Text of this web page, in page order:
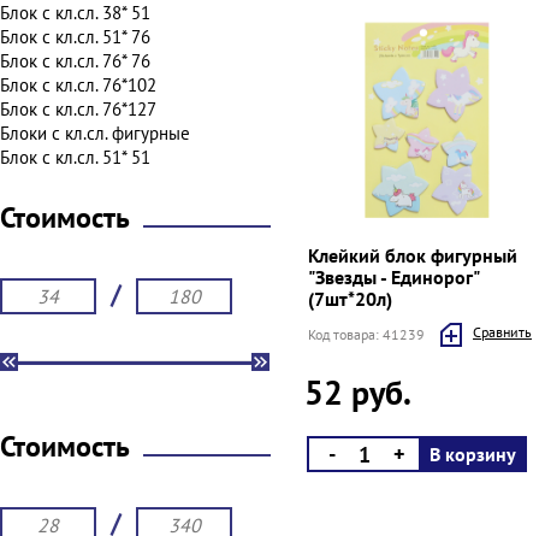
Блок с кл.сл. 38* 51
Блок с кл.сл. 51* 76
Блок с кл.сл. 76* 76
Блок с кл.сл. 76*102
Блок с кл.сл. 76*127
Блоки с кл.сл. фигурные
Блок с кл.сл. 51* 51
Стоимость
/
Стоимость
/
Клейкий блок фигурный
"Звезды - Единорог"
(7шт*20л)
Код товара: 41239 Cравнить
52 руб.
- + В корзину